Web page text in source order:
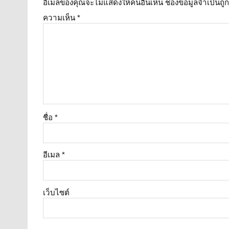
อีเมลของคุณจะไม่แสดงให้คนอื่นเห็น ช่องข้อมูลจำเป็นถู
ความเห็น*
ชื่อ*
อีเมล*
เว็บไซต์